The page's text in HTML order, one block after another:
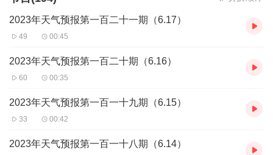
2023年天气预报第一百二十一期（6.17）
49 00:45
2023年天气预报第一百二十期（6.16）
60 00:35
2023年天气预报第一百一十九期（6.15）
33 00:42
2023年天气预报第一百一十八期（6.14）